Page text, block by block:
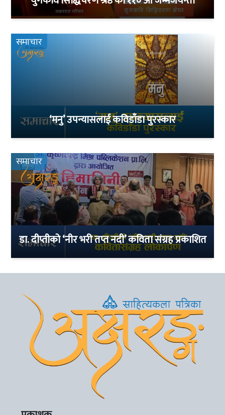
समाचार
‘मनु’ उपन्यासलाई कविडाँडा पुरस्कार
समाचार
डा. दीप्तीको ‘नीर भरी तप्त नदी’ कविता संग्रह प्रकाशित